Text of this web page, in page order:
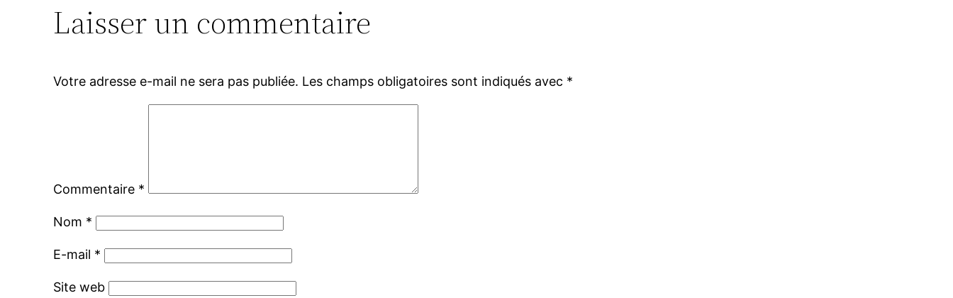
Laisser un commentaire
Votre adresse e-mail ne sera pas publiée. Les champs obligatoires sont indiqués avec *
Commentaire *
Nom *
E-mail *
Site web